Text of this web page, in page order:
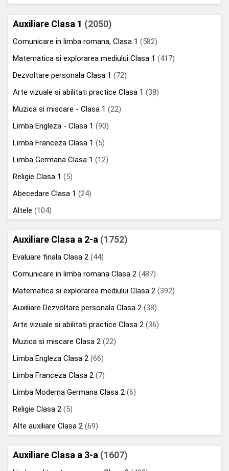
Auxiliare Clasa 1 (2050)
Comunicare in limba romana, Clasa 1 (582)
Matematica si explorarea mediului Clasa 1 (417)
Dezvoltare personala Clasa 1 (72)
Arte vizuale si abilitati practice Clasa 1 (38)
Muzica si miscare - Clasa 1 (22)
Limba Engleza - Clasa 1 (90)
Limba Franceza Clasa 1 (5)
Limba Germana Clasa 1 (12)
Religie Clasa 1 (5)
Abecedare Clasa 1 (24)
Altele (104)
Auxiliare Clasa a 2-a (1752)
Evaluare finala Clasa 2 (44)
Comunicare in limba romana Clasa 2 (487)
Matematica si explorarea mediului Clasa 2 (392)
Auxiliare Dezvoltare personala Clasa 2 (38)
Arte vizuale si abilitati practice Clasa 2 (36)
Muzica si miscare Clasa 2 (22)
Limba Engleza Clasa 2 (66)
Limba Franceza Clasa 2 (7)
Limba Moderna Germana Clasa 2 (6)
Religie Clasa 2 (5)
Alte auxiliare Clasa 2 (69)
Auxiliare Clasa a 3-a (1607)